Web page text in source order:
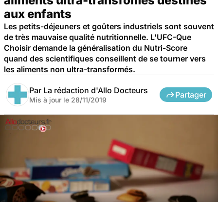
aux enfants
Les petits-déjeuners et goûters industriels sont souvent
de très mauvaise qualité nutritionnelle. L'UFC-Que
Choisir demande la généralisation du Nutri-Score
quand des scientifiques conseillent de se tourner vers
les aliments non ultra-transformés.
Par La rédaction d'Allo Docteurs
Mis à jour le 28/11/2019
Partager